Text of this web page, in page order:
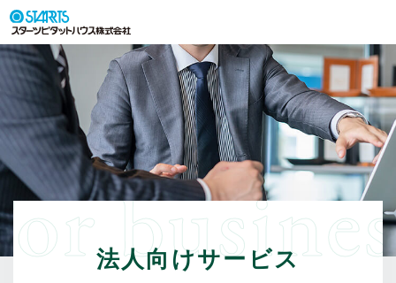
法人向けサービス